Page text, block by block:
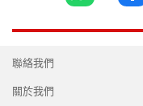
聯絡我們
關於我們